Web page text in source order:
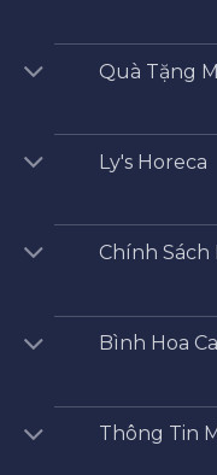
Quà Tặng
Ly's Horeca
Chính
Bình Hoa
Thông Tin